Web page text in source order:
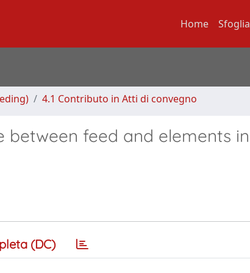
Home Sfoglia
4.1 Contributo in Atti di convegno
feed and elements in
(DC)